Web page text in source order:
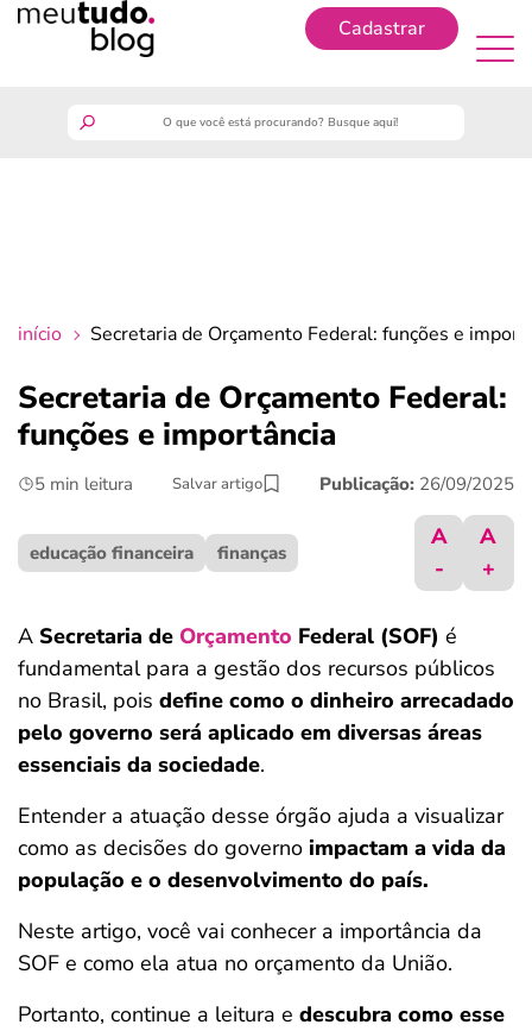
Cadastrar
crédito fácil
últimas notícias
ferramentas
início Secretaria de Orçamento Federal: funções e
Secretaria de Orçamento Federal:
funções e importância
5 min leitura Salvar artigo Publicação: 26/09/2025
educação financeira finanças
A
-
A
+
A Secretaria de Orçamento Federal (SOF) é
fundamental para a gestão dos recursos públicos
no Brasil, pois define como o dinheiro arrecadado
pelo governo será aplicado em diversas áreas
essenciais da sociedade.
Entender a atuação desse órgão ajuda a visualizar
como as decisões do governo impactam a vida da
população e o desenvolvimento do país.
Neste artigo, você vai conhecer a importância da
SOF e como ela atua no orçamento da União.
Portanto, continue a leitura e descubra como esse